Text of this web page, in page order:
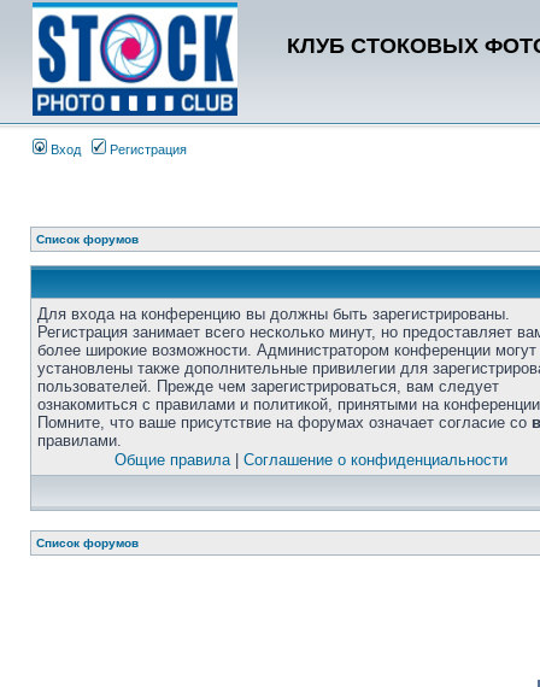
КЛУБ СТОКОВЫХ
Вход Регистрация
Список форумов
Для входа на конференцию вы должны быть зарегистрированы.
Регистрация занимает всего несколько минут, но предоставляет
более широкие возможности. Администратором конференции
установлены также дополнительные привилегии для
пользователей. Прежде чем зарегистрироваться, вам следует
ознакомиться с правилами и политикой, принятыми на
Помните, что ваше присутствие на форумах означает согласие со
правилами.
Общие правила| Соглашение о конфиденциальности
Список форумов